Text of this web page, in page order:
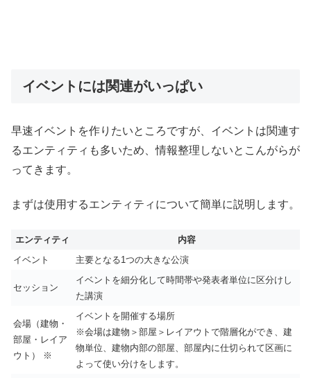
イベントには関連がいっぱい
早速イベントを作りたいところですが、イベントは関連す
るエンティティも多いため、情報整理しないとこんがらが
ってきます。
まずは使用するエンティティについて簡単に説明します。
エンティティ
内容
イベント
主要となる1つの大きな公演
セッション
イベントを細分化して時間帯や発表者単位に区分けし
た講演
会場（建物・
部屋・レイア
ウト） ※
イベントを開催する場所
※会場は建物＞部屋＞レイアウトで階層化ができ、建
物単位、建物内部の部屋、部屋内に仕切られて区画に
よって使い分けをします。